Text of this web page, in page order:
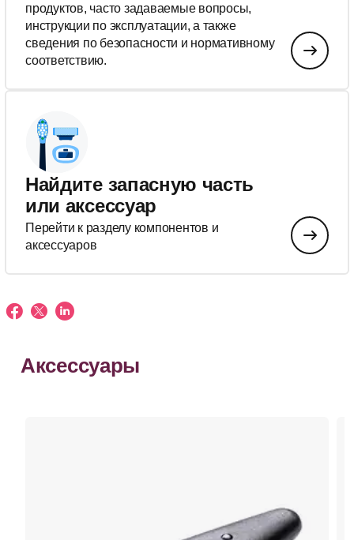
продуктов, часто задаваемые вопросы,
инструкции по эксплуатации, а также
сведения по безопасности и нормативному
соответствию.
Найдите запасную часть
или аксессуар
Перейти к разделу компонентов и
аксессуаров
Аксессуары